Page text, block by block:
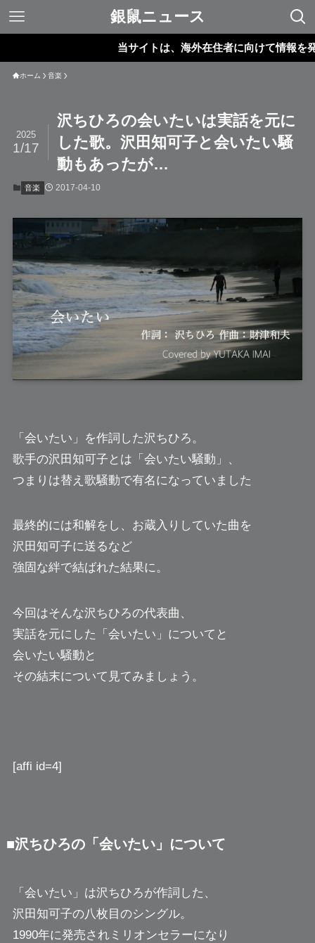
銀鼠ニュース
当サイトは、海外在住者に向けて情報を発信し
ホーム 音楽
沢ちひろの会いたいは実話を元に
した歌。沢田知可子と会いたい騒
動もあったが…
2025
1/17
音楽 2017-04-10
「会いたい」を作詞した沢ちひろ。
歌手の沢田知可子とは「会いたい騒動」、
つまりは替え歌騒動で有名になっていました
最終的には和解をし、お蔵入りしていた曲を
沢田知可子に送るなど
強固な絆で結ばれた結果に。
今回はそんな沢ちひろの代表曲、
実話を元にした「会いたい」についてと
会いたい騒動と
その結末について見てみましょう。
[affi id=4]
■沢ちひろの「会いたい」について
「会いたい」は沢ちひろが作詞した、
沢田知可子の八枚目のシングル。
1990年に発売されミリオンセラーになり